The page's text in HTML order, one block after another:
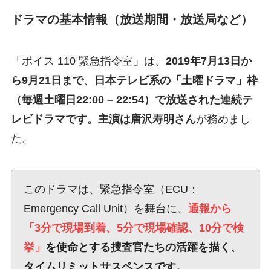
ドラマの基本情報（放送期間・放送局など）
「ボイス 110 緊急指令室」は、 2019年7月13日か
ら9月21日まで、
日本テレビ系の「土曜ドラマ」枠
（毎週土曜日22:00 – 22:54）で放送された連続テ
レビドラマです。主演は唐沢寿明さんが務めまし
た。
このドラマは、緊急指令室（ECU：
Emergency Call Unit）を舞台に、 通報から
「3分で現場到着、5分で現場確認、10分で検
挙」 を使命とする捜査官たちの活躍を描く、
タイムリミットサスペンスです。